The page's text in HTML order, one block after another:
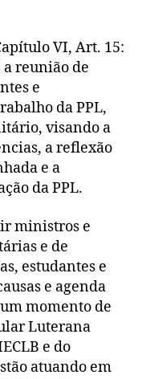
VI, Art. 15:
a reunião de
e
da PPL,
visando a
a reflexão
e a
da PPL.
ministros e
e de
estudantes e
e agenda
momento de
Luterana
e do
atuando em